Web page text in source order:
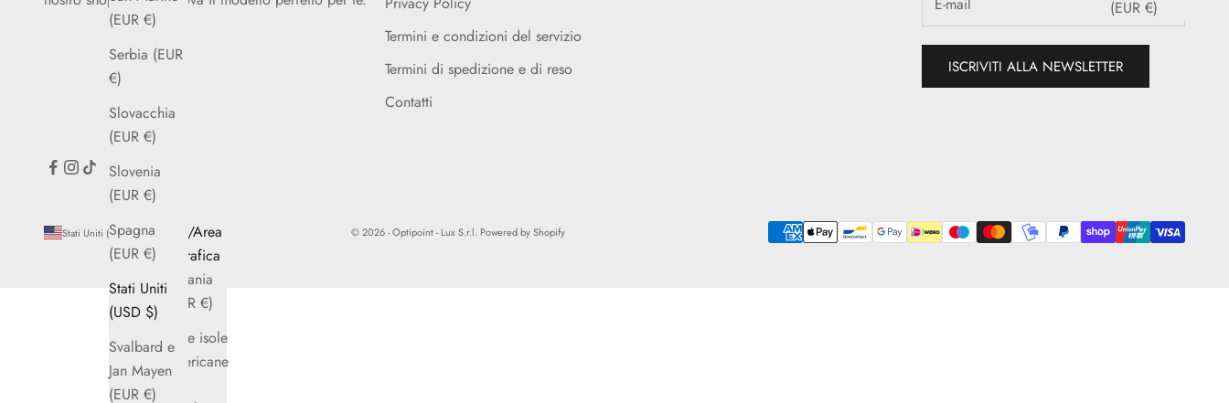
(EUR €)
(EUR €)
Serbia (EUR
€)
Slovacchia
(EUR €)
Slovenia
(EUR €)
Spagna
(EUR €)
Stati Uniti
(USD $)
Svalbard e
Jan Mayen
(EUR €)
Termini e condizioni del servizio
Termini di spedizione e di reso
Contatti
ISCRIVITI ALLA NEWSLETTER
Stati Uniti (USD $)
Paese/Area
geografica
Albania
(EUR €)
Altre isole
americane
© 2026 - Optipoint - Lux S.r.l. Powered by Shopify